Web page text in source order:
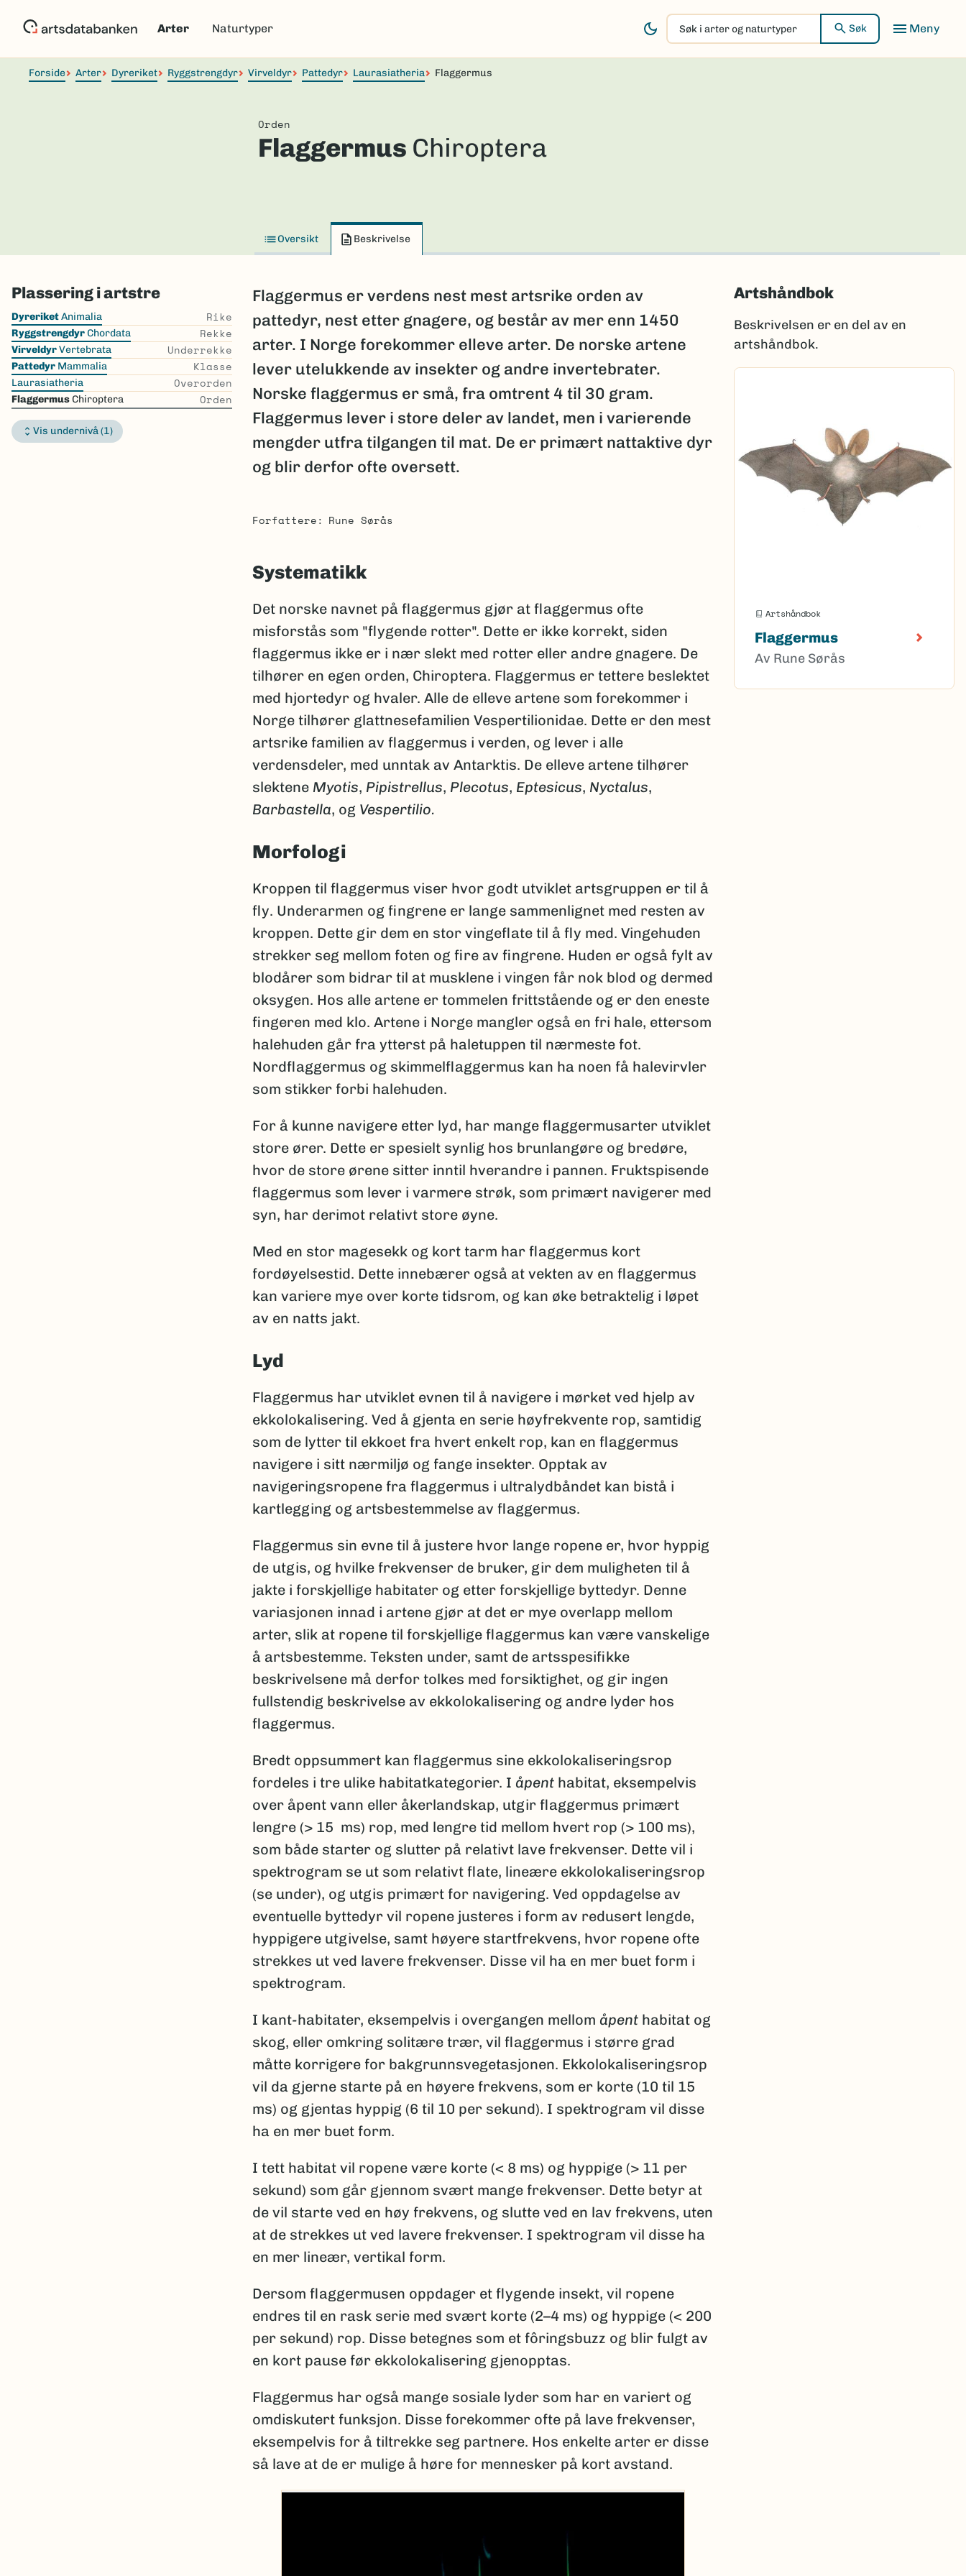
Arter Naturtyper
Søk
i
arter
Søk
Forside Arter Dyreriket Ryggstrengdyr Virveldyr Pattedyr Laurasiatheria Flaggermus
Orden
Flaggermus Chiroptera
Oversikt Beskrivelse
Plassering i artstre
Skip
the
list
DyreriketAnimalia Rike
RyggstrengdyrChordata Rekke
VirveldyrVertebrata Underrekke
Pattedyr Mammalia Klasse
Laurasiatheria Overorden
FlaggermusChiroptera Orden
Vis undernivå (1)
Flaggermus er verdens nest mest artsrike orden av
pattedyr, nest etter gnagere, og består av mer enn 1450
arter. I Norge forekommer elleve arter. De norske artene
lever utelukkende av insekter og andre invertebrater.
Norske flaggermus er små, fra omtrent 4 til 30 gram.
Flaggermus lever i store deler av landet, men i varierende
mengder utfra tilgangen til mat. De er primært nattaktive dyr
og blir derfor ofte oversett.
Forfattere Rune Sørås
Systematikk
Det norske navnet på flaggermus gjør at flaggermus ofte
misforstås som "flygende rotter". Dette er ikke korrekt, siden
flaggermus ikke er i nær slekt med rotter eller andre gnagere. De
tilhører en egen orden, Chiroptera. Flaggermus er tettere beslektet
med hjortedyr og hvaler. Alle de elleve artene som forekommer i
Norge tilhører glattnesefamilien Vespertilionidae. Dette er den mest
artsrike familien av flaggermus i verden, og lever i alle
verdensdeler, med unntak av Antarktis. De elleve artene tilhører
slektene Myotis, Pipistrellus, Plecotus, Eptesicus, Nyctalus,
Barbastella, og Vespertilio.
Morfologi
Kroppen til flaggermus viser hvor godt utviklet artsgruppen er til å
fly. Underarmen og fingrene er lange sammenlignet med resten av
kroppen. Dette gir dem en stor vingeflate til å fly med. Vingehuden
strekker seg mellom foten og fire av fingrene. Huden er også fylt av
blodårer som bidrar til at musklene i vingen får nok blod og dermed
oksygen. Hos alle artene er tommelen frittstående og er den eneste
fingeren med klo. Artene i Norge mangler også en fri hale, ettersom
halehuden går fra ytterst på haletuppen til nærmeste fot.
Nordflaggermus og skimmelflaggermus kan ha noen få halevirvler
som stikker forbi halehuden.
For å kunne navigere etter lyd, har mange flaggermusarter utviklet
store ører. Dette er spesielt synlig hos brunlangøre og bredøre,
hvor de store ørene sitter inntil hverandre i pannen. Fruktspisende
flaggermus som lever i varmere strøk, som primært navigerer med
syn, har derimot relativt store øyne.
Med en stor magesekk og kort tarm har flaggermus kort
fordøyelsestid. Dette innebærer også at vekten av en flaggermus
kan variere mye over korte tidsrom, og kan øke betraktelig i løpet
av en natts jakt.
Lyd
Flaggermus har utviklet evnen til å navigere i mørket ved hjelp av
ekkolokalisering. Ved å gjenta en serie høyfrekvente rop, samtidig
som de lytter til ekkoet fra hvert enkelt rop, kan en flaggermus
navigere i sitt nærmiljø og fange insekter. Opptak av
navigeringsropene fra flaggermus i ultralydbåndet kan bistå i
kartlegging og artsbestemmelse av flaggermus.
Flaggermus sin evne til å justere hvor lange ropene er, hvor hyppig
de utgis, og hvilke frekvenser de bruker, gir dem muligheten til å
jakte i forskjellige habitater og etter forskjellige byttedyr. Denne
variasjonen innad i artene gjør at det er mye overlapp mellom
arter, slik at ropene til forskjellige flaggermus kan være vanskelige
å artsbestemme. Teksten under, samt de artsspesifikke
beskrivelsene må derfor tolkes med forsiktighet, og gir ingen
fullstendig beskrivelse av ekkolokalisering og andre lyder hos
flaggermus.
Bredt oppsummert kan flaggermus sine ekkolokaliseringsrop
fordeles i tre ulike habitatkategorier. I åpent habitat, eksempelvis
over åpent vann eller åkerlandskap, utgir flaggermus primært
lengre (> 15 ms) rop, med lengre tid mellom hvert rop (> 100 ms),
som både starter og slutter på relativt lave frekvenser. Dette vil i
spektrogram se ut som relativt flate, lineære ekkolokaliseringsrop
(se under), og utgis primært for navigering. Ved oppdagelse av
eventuelle byttedyr vil ropene justeres i form av redusert lengde,
hyppigere utgivelse, samt høyere startfrekvens, hvor ropene ofte
strekkes ut ved lavere frekvenser. Disse vil ha en mer buet form i
spektrogram.
I kant-habitater, eksempelvis i overgangen mellom åpent habitat og
skog, eller omkring solitære trær, vil flaggermus i større grad
måtte korrigere for bakgrunnsvegetasjonen. Ekkolokaliseringsrop
vil da gjerne starte på en høyere frekvens, som er korte (10 til 15
ms) og gjentas hyppig (6 til 10 per sekund). I spektrogram vil disse
ha en mer buet form.
I tett habitat vil ropene være korte (< 8 ms) og hyppige (> 11 per
sekund) som går gjennom svært mange frekvenser. Dette betyr at
de vil starte ved en høy frekvens, og slutte ved en lav frekvens, uten
at de strekkes ut ved lavere frekvenser. I spektrogram vil disse ha
en mer lineær, vertikal form.
Dersom flaggermusen oppdager et flygende insekt, vil ropene
endres til en rask serie med svært korte (2–4 ms) og hyppige (< 200
per sekund) rop. Disse betegnes som et fôringsbuzz og blir fulgt av
en kort pause før ekkolokalisering gjenopptas.
Flaggermus har også mange sosiale lyder som har en variert og
omdiskutert funksjon. Disse forekommer ofte på lave frekvenser,
eksempelvis for å tiltrekke seg partnere. Hos enkelte arter er disse
så lave at de er mulige å høre for mennesker på kort avstand.
Artshåndbok
Beskrivelsen er en del av en
artshåndbok.
Artshåndbok
Flaggermus
Av Rune Sørås